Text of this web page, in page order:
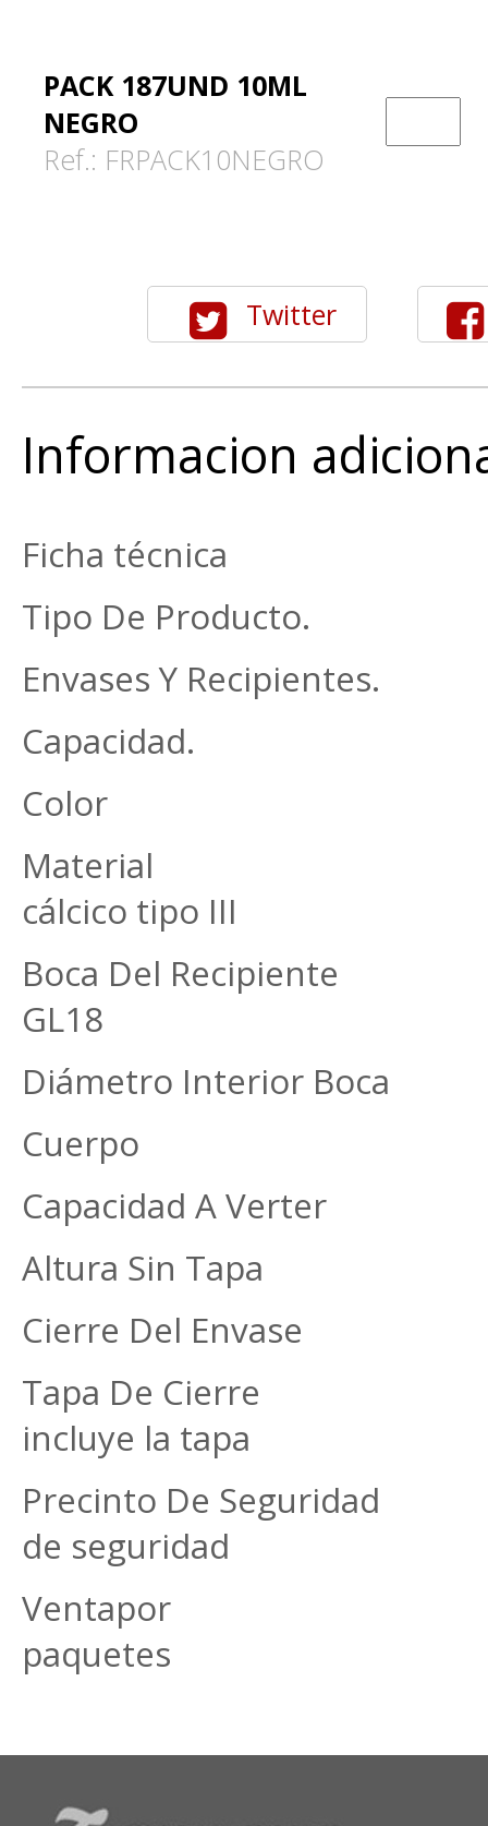
PACK 187UND 10ML
NEGRO
Ref.: FRPACK10NEGRO
Twitter
Informacion
Ficha técnica
Tipo De Producto.
Envases Y
Capacidad.
Color
Material
cálcico tipo III
Boca Del Recipiente
GL18
Diámetro Interior
Cuerpo 24,8
Capacidad A Verter
Altura Sin Tapa
Cierre Del Envase
Tapa De Cierre La
incluye la tapa
Precinto De Seguridad
de seguridad
Ventapor
paquetes